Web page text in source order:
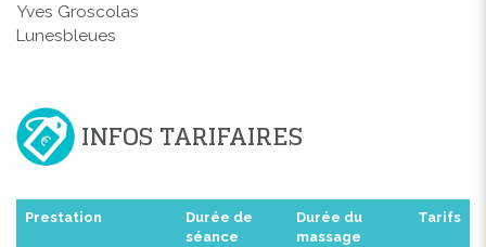
Yves Groscolas
Lunesbleues
INFOS TARIFAIRES
Prestation
Durée de
séance
Durée du
massage
Tarifs